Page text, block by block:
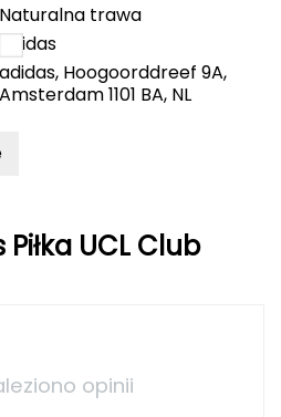
Naturalna trawa
Adidas
adidas, Hoogoorddreef 9A,
Amsterdam 1101 BA, NL
UCL Club
opinii